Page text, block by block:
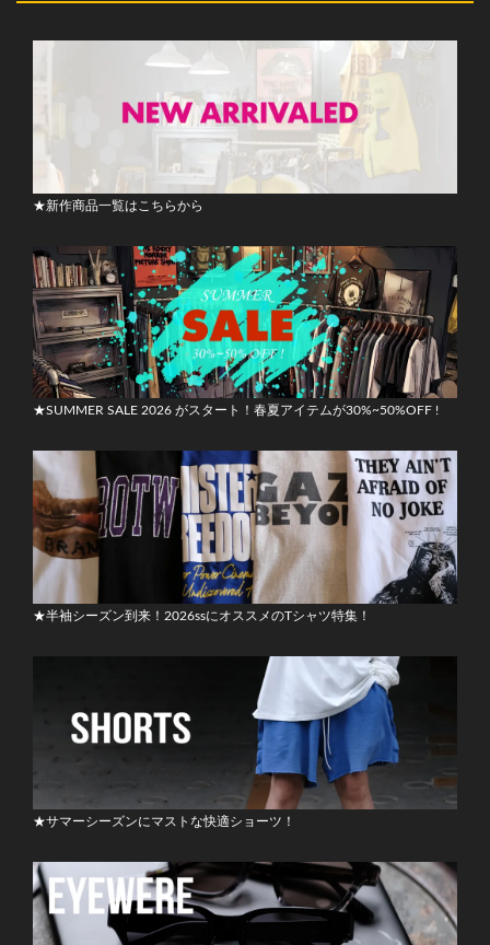
★新作商品一覧はこちらから
★SUMMER SALE 2026 がスタート！春夏アイテムが30%~50%OFF !
★半袖シーズン到来！2026ssにオススメのTシャツ特集！
★サマーシーズンにマストな快適ショーツ！